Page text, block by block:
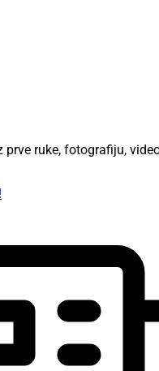
ruke, fotografiju,